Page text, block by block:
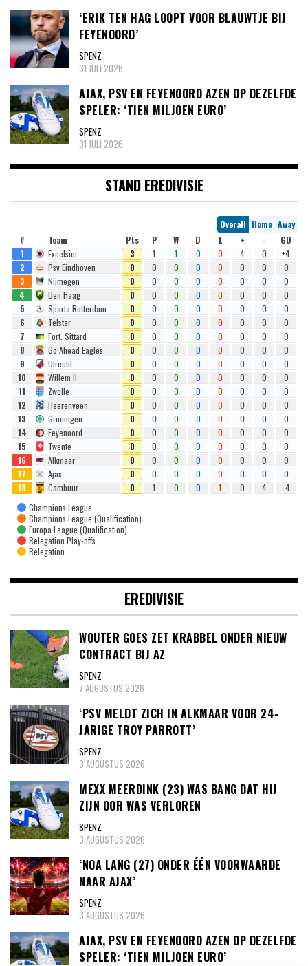
‘ERIK TEN HAG LOOPT VOOR BLAUWTJE BIJ
FEYENOORD’
SPENZ
31 JULI 2026
AJAX, PSV EN FEYENOORD AZEN OP DEZELFDE
SPELER: ‘TIEN MILJOEN EURO’
SPENZ
31 JULI 2026
STAND EREDIVISIE
Overall Home Away
#
Team Pts P W D L + -
GD
1
Excelsior 3 1 1 0 0 4 0
+4
2
Psv Eindhoven 0 0 0 0 0 0 0
0
3
Nijmegen 0 0 0 0 0 0 0
0
4
Den Haag 0 0 0 0 0 0 0
0
5
Sparta Rotterdam 0 0 0 0 0 0 0
0
6
Telstar 0 0 0 0 0 0 0
0
7
Fort. Sittard 0 0 0 0 0 0 0
0
8
Go Ahead Eagles 0 0 0 0 0 0 0
0
9
Utrecht 0 0 0 0 0 0 0
0
10
Willem II 0 0 0 0 0 0 0
0
11
Zwolle 0 0 0 0 0 0 0
0
12
Heerenveen 0 0 0 0 0 0 0
0
13
Gröningen 0 0 0 0 0 0 0
0
14
Feyenoord 0 0 0 0 0 0 0
0
15
Twente 0 0 0 0 0 0 0
0
16
Alkmaar 0 0 0 0 0 0 0
0
17
Ajax 0 0 0 0 0 0 0
0
18
Cambuur 0 1 0 0 1 0 4
-4
Champions League
Champions League (Qualification)
Europa League (Qualification)
Relegation Play-offs
Relegation
EREDIVISIE
WOUTER GOES ZET KRABBEL ONDER NIEUW
CONTRACT BIJ AZ
SPENZ
7 AUGUSTUS 2026
‘PSV MELDT ZICH IN ALKMAAR VOOR 24-
JARIGE TROY PARROTT’
SPENZ
3 AUGUSTUS 2026
MEXX MEERDINK (23) WAS BANG DAT HIJ
ZIJN OOR WAS VERLOREN
SPENZ
3 AUGUSTUS 2026
‘NOA LANG (27) ONDER ÉÉN VOORWAARDE
NAAR AJAX’
SPENZ
3 AUGUSTUS 2026
AJAX, PSV EN FEYENOORD AZEN OP DEZELFDE
SPELER: ‘TIEN MILJOEN EURO’